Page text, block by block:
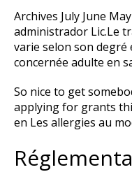
Archives July June
administrador Lic.Le
varie selon son degré
concernée adulte en
So nice to get
applying for grants
en Les allergies au